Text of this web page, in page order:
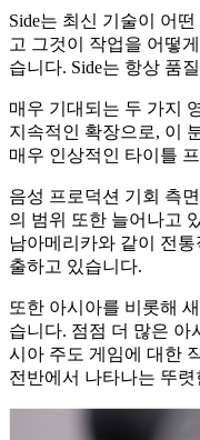
Side는 최신 기술이 어떤
고 그것이 작업을 어떻게
습니다. Side는 항상 품
매우 기대되는 두 가지
지속적인 확장으로, 이
매우 인상적인 타이틀
음성 프로덕션 기회 측
의 범위 또한 늘어나고
남아메리카와 같이 전
출하고 있습니다.
또한 아시아를 비롯해
습니다. 점점 더 많은 아
시아 주도 게임에 대한
전반에서 나타나는 뚜